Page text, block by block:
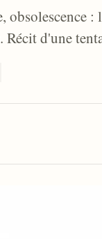
obsolescence
Récit d'une